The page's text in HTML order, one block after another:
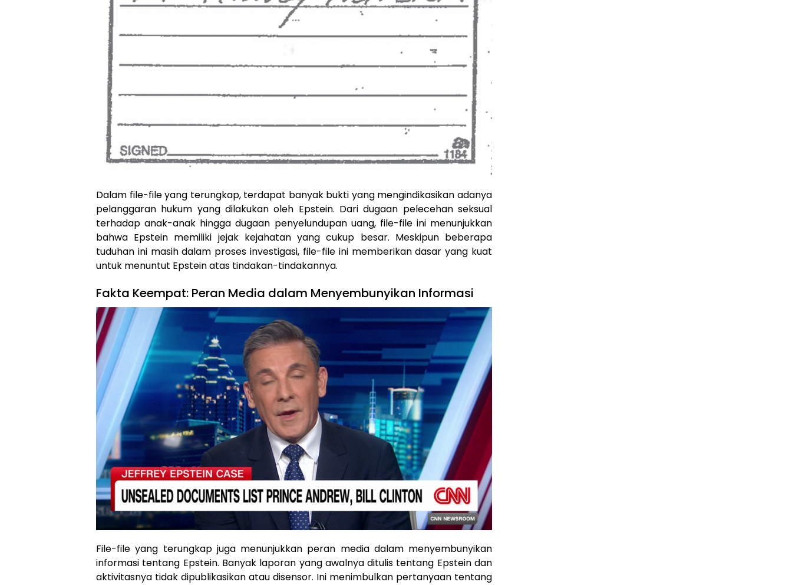
Dalam file-file yang terungkap, terdapat banyak bukti yang mengindikasikan adanya
pelanggaran hukum yang dilakukan oleh Epstein. Dari dugaan pelecehan seksual
terhadap anak-anak hingga dugaan penyelundupan uang, file-file ini menunjukkan
bahwa Epstein memiliki jejak kejahatan yang cukup besar. Meskipun beberapa
tuduhan ini masih dalam proses investigasi, file-file ini memberikan dasar yang kuat
untuk menuntut Epstein atas tindakan-tindakannya.
Fakta Keempat: Peran Media dalam Menyembunyikan Informasi
File-file yang terungkap juga menunjukkan peran media dalam menyembunyikan
informasi tentang Epstein. Banyak laporan yang awalnya ditulis tentang Epstein dan
aktivitasnya tidak dipublikasikan atau disensor. Ini menimbulkan pertanyaan tentang